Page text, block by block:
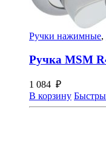
Ручки нажимные,
Ручка MSM
1 084 ₽
В корзину